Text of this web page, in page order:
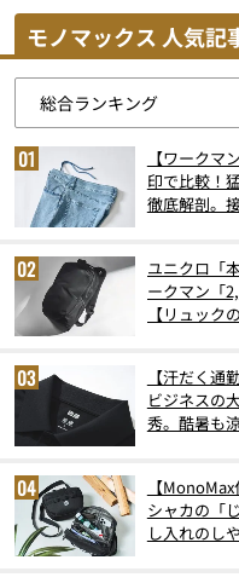
モノマックス 人気記
【ワークマ
印で比較！
徹底解剖。
ユニクロ「
ークマン「
【リュック
【汗だく通
ビジネスの
秀。酷暑も
【
シャカの「
し入れのし